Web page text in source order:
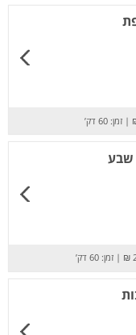
| זמן: 60 דק’
שבע
| זמן: 60 דק’